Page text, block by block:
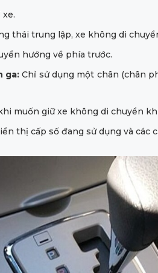
xe.
thái trung lập, xe không di
hướng về phía trước.
ga: Chỉ sử dụng một chân (chân
muốn giữ xe không di chuyển
thị cấp số đang sử dụng và các